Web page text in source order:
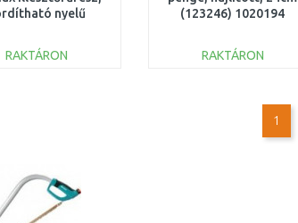
nyelű
RAKTÁRON
(123246) 1020194
RAKTÁRON
1